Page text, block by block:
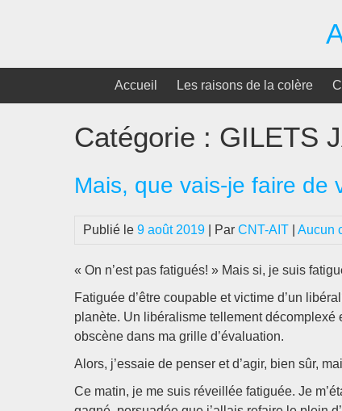
Accueil Les raisons de la colère
Catégorie : GILETS
Mais, que vais-je faire de
Publié le 9 août 2019 | Par CNT-AIT Aucun
« On n’est pas fatigués! » Mais si, je suis
Fatiguée d’être coupable et victime d’un
planète. Un libéralisme tellement décomplexé
obscène dans ma grille d’évaluation.
Alors, j’essaie de penser et d’agir, bien sûr,
Ce matin, je me suis réveillée fatiguée. Je